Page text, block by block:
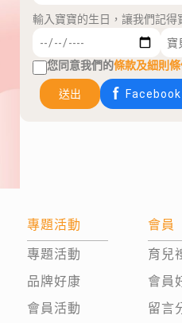
輸入寶寶的生日，讓我們記得
您同意我們的條款及細則
送出 Facebook
專題活動
專題活動
品牌好康
會員活動
會員
育兒
會員
留言